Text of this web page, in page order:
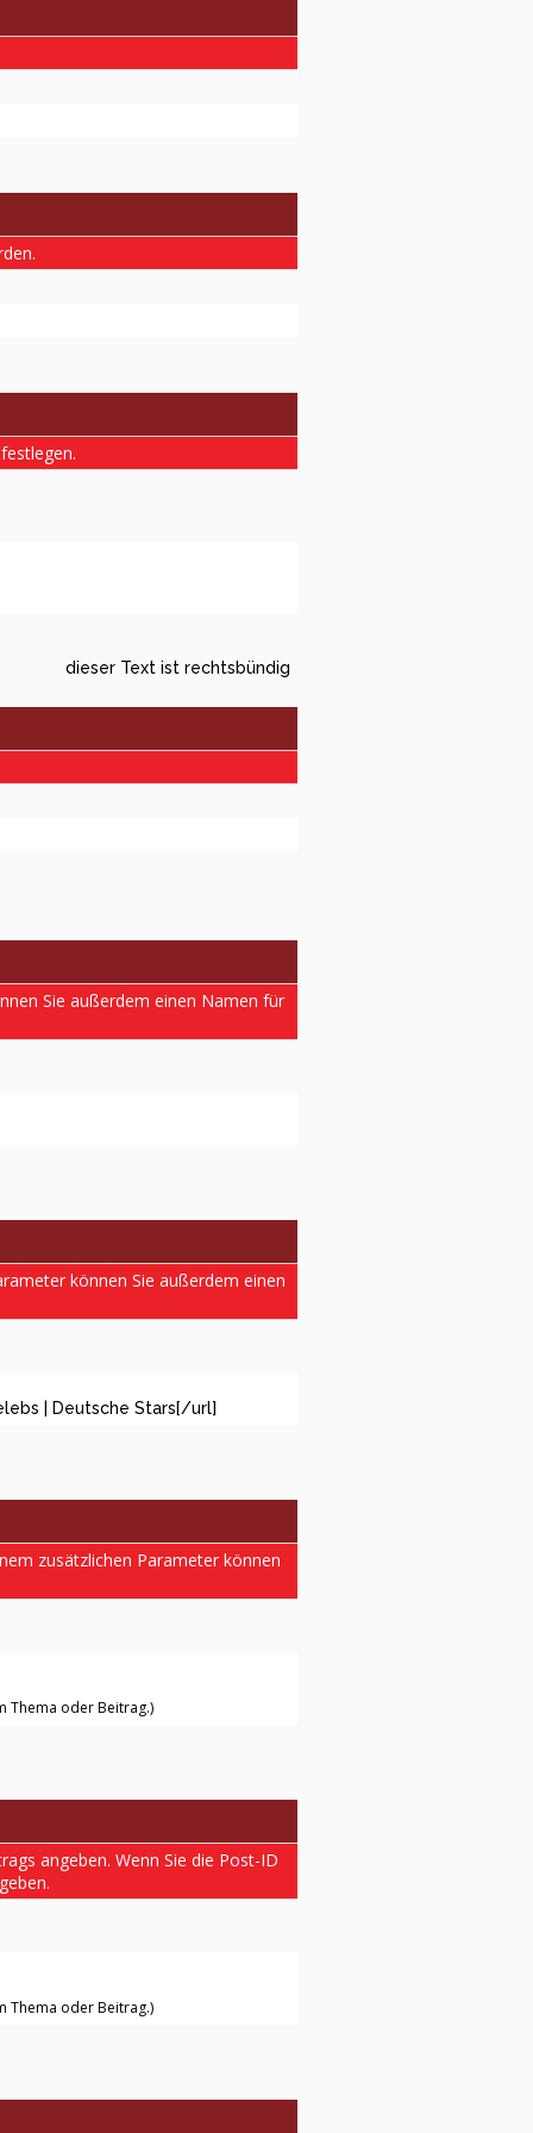
dieser Text ist rechtsbündig
Sie außerdem einen Namen für
können Sie außerdem einen
| Deutsche Stars[/url]
zusätzlichen Parameter können
Thema oder Beitrag.)
angeben. Wenn Sie die Post-ID
Thema oder Beitrag.)